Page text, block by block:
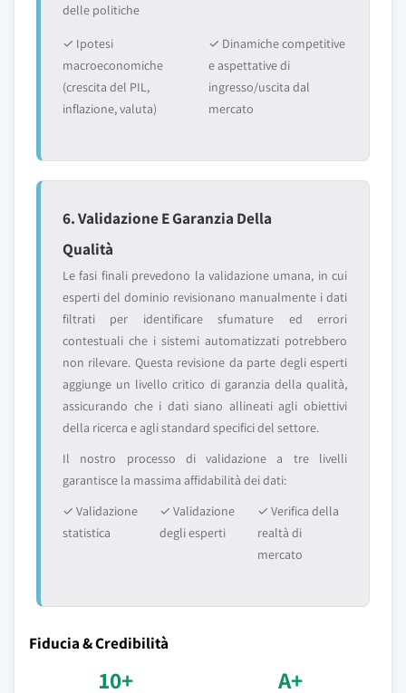
delle politiche
✓ Ipotesi
macroeconomiche
(crescita del PIL,
inflazione, valuta)
✓ Dinamiche competitive
e aspettative di
ingresso/uscita dal
mercato
6. Validazione E Garanzia Della
Qualità
Le fasi finali prevedono la validazione umana, in cui
esperti del dominio revisionano manualmente i dati
filtrati per identificare sfumature ed errori
contestuali che i sistemi automatizzati potrebbero
non rilevare. Questa revisione da parte degli esperti
aggiunge un livello critico di garanzia della qualità,
assicurando che i dati siano allineati agli obiettivi
della ricerca e agli standard specifici del settore.
Il nostro processo di validazione a tre livelli
garantisce la massima affidabilità dei dati:
✓ Validazione
statistica
✓ Validazione
degli esperti
✓ Verifica della
realtà di
mercato
Fiducia & Credibilità
10+ A+